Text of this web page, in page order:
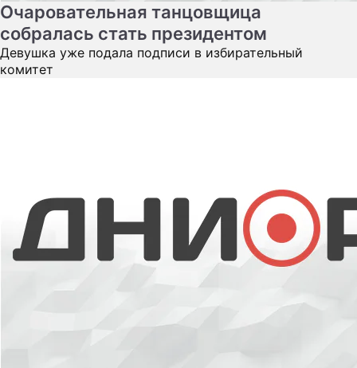
Очаровательная танцовщица
собралась стать президентом
Девушка уже подала подписи в избирательный
комитет
Богомолова перекосило рядом с Собчак